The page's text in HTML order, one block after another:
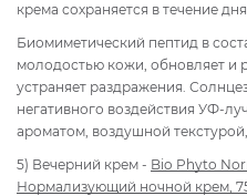
крема сохраняется в течение дня.
Биомиметический пептид в
молодостью кожи, обновляет и
устраняет раздражения.
негативного воздействия УФ-
ароматом, воздушной
5) Вечерний крем - Bio Phyto
Нормализующий ночной крем,